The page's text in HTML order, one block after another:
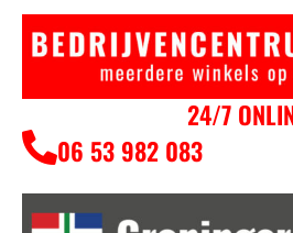
24/7
06 53 982 083